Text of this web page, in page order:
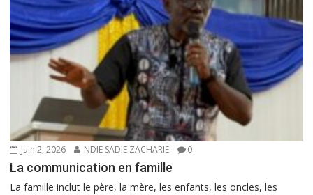
Juin 2, 2026 NDIE SADIE ZACHARIE 0
La communication en famille
La famille inclut le père, la mère, les enfants, les oncles, les